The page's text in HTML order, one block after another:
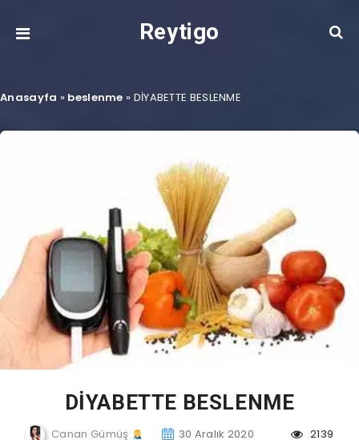
Reytigo
Anasayfa » beslenme » DİYABETTE BESLENME
DİYABETTE BESLENME
Canan Gümüş 30 Aralık 2020 2139